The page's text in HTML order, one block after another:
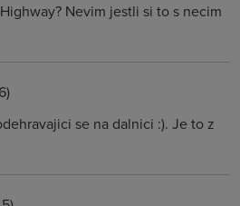
Nevim jestli si to s necim
se na dalnici :). Je to z